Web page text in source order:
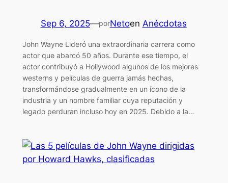
Sep 6, 2025—porNetoen Anécdotas
John Wayne Lideró una extraordinaria carrera como
actor que abarcó 50 años. Durante ese tiempo, el
actor contribuyó a Hollywood algunos de los mejores
westerns y películas de guerra jamás hechas,
transformándose gradualmente en un ícono de la
industria y un nombre familiar cuya reputación y
legado perduran incluso hoy en 2025. Debido a la…